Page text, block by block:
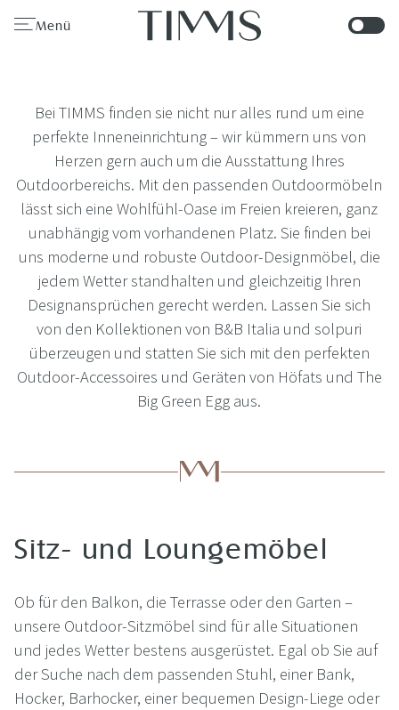
Menü
Bei TIMMS finden sie nicht nur alles rund um eine
perfekte Inneneinrichtung – wir kümmern uns von
Herzen gern auch um die Ausstattung Ihres
Outdoorbereichs. Mit den passenden Outdoormöbeln
lässt sich eine Wohlfühl-Oase im Freien kreieren, ganz
unabhängig vom vorhandenen Platz. Sie finden bei
uns moderne und robuste Outdoor-Designmöbel, die
jedem Wetter standhalten und gleichzeitig Ihren
Designansprüchen gerecht werden. Lassen Sie sich
von den Kollektionen von B&B Italia und solpuri
überzeugen und statten Sie sich mit den perfekten
Outdoor-Accessoires und Geräten von Höfats und The
Big Green Egg aus.
Sitz- und Loungemöbel
Ob für den Balkon, die Terrasse oder den Garten –
unsere Outdoor-Sitzmöbel sind für alle Situationen
und jedes Wetter bestens ausgerüstet. Egal ob Sie auf
der Suche nach dem passenden Stuhl, einer Bank,
Hocker, Barhocker, einer bequemen Design-Liege oder